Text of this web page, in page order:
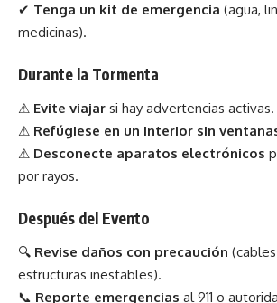
✔ Tenga un kit de emergencia (agua,
medicinas).
Durante la Tormenta
⚠ Evite viajar si hay advertencias activas.
⚠ Refúgiese en un interior sin
⚠ Desconecte aparatos electrónicos
por rayos.
Después del Evento
🔍 Revise daños con precaución
estructuras inestables).
📞 Reporte emergencias al 911 o